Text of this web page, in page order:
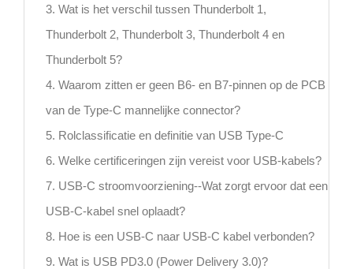
3. Wat is het verschil tussen Thunderbolt 1,
Thunderbolt 2, Thunderbolt 3, Thunderbolt 4 en
Thunderbolt 5?
4. Waarom zitten er geen B6- en B7-pinnen op de PCB
van de Type-C mannelijke connector?
5. Rolclassificatie en definitie van USB Type-C
6. Welke certificeringen zijn vereist voor USB-kabels?
7. USB-C stroomvoorziening--Wat zorgt ervoor dat een
USB-C-kabel snel oplaadt?
8. Hoe is een USB-C naar USB-C kabel verbonden?
9. Wat is USB PD3.0 (Power Delivery 3.0)?